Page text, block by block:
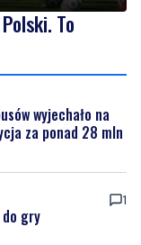
To
wyjechało na
za ponad 28 mln
1
gry